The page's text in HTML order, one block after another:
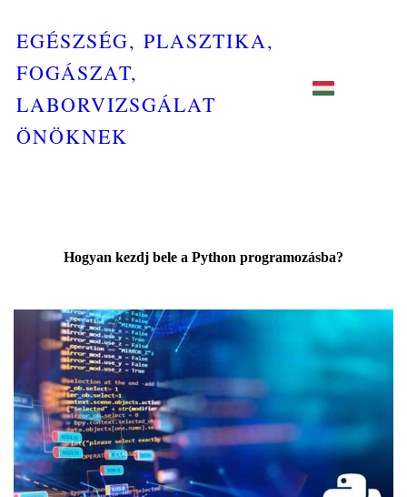
EGÉSZSÉG, PLASZTIKA,
FOGÁSZAT,
LABORVIZSGÁLAT
ÖNÖKNEK
Hogyan kezdj bele a Python programozásba?